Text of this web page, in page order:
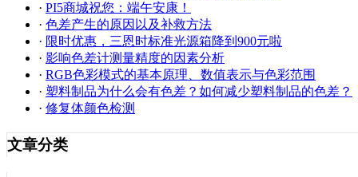
· PI5商城祝您：端午安康！
· 色差产生的原因以及补救方法
· 限时优惠，三恩时标准光源箱降到900元啦
· 影响色差计测量精度的因素分析
· RGB色彩模式的基本原理、数值表示与色彩范围
· 塑料制品为什么会有色差？如何减少塑料制品的色差？
· 修复体颜色检测
文章分类